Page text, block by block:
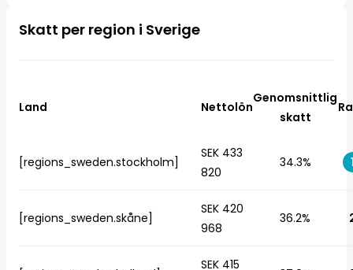
Skatt per region i Sverige
Land Nettolön
Genomsnittlig
skatt
[regions_sweden.stockholm]
SEK 433
820
34.3%
[regions_sweden.skåne]
SEK 420
968
36.2%
SEK 415